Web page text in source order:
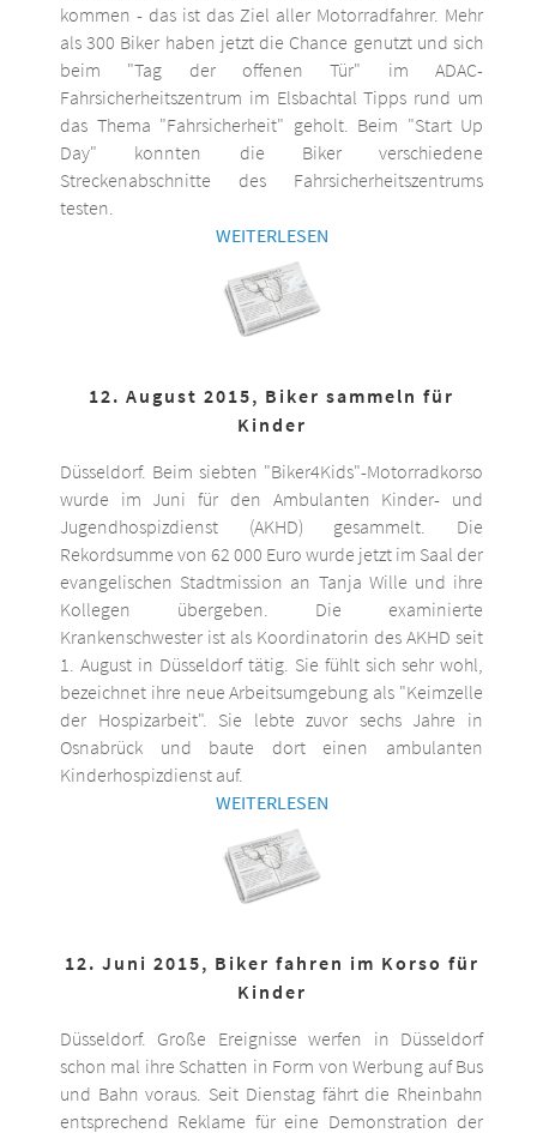
kommen - das ist das Ziel aller Motorradfahrer. Mehr
als 300 Biker haben jetzt die Chance genutzt und sich
beim "Tag der offenen Tür" im ADAC-
Fahrsicherheitszentrum im Elsbachtal Tipps rund um
das Thema "Fahrsicherheit" geholt. Beim "Start Up
Day" konnten die Biker verschiedene
Streckenabschnitte des Fahrsicherheitszentrums
testen.
WEITERLESEN
12. August 2015, Biker sammeln für
Kinder
Düsseldorf. Beim siebten "Biker4Kids"-Motorradkorso
wurde im Juni für den Ambulanten Kinder- und
Jugendhospizdienst (AKHD) gesammelt. Die
Rekordsumme von 62 000 Euro wurde jetzt im Saal der
evangelischen Stadtmission an Tanja Wille und ihre
Kollegen übergeben. Die examinierte
Krankenschwester ist als Koordinatorin des AKHD seit
1. August in Düsseldorf tätig. Sie fühlt sich sehr wohl,
bezeichnet ihre neue Arbeitsumgebung als "Keimzelle
der Hospizarbeit". Sie lebte zuvor sechs Jahre in
Osnabrück und baute dort einen ambulanten
Kinderhospizdienst auf.
WEITERLESEN
12. Juni 2015, Biker fahren im Korso für
Kinder
Düsseldorf. Große Ereignisse werfen in Düsseldorf
schon mal ihre Schatten in Form von Werbung auf Bus
und Bahn voraus. Seit Dienstag fährt die Rheinbahn
entsprechend Reklame für eine Demonstration der